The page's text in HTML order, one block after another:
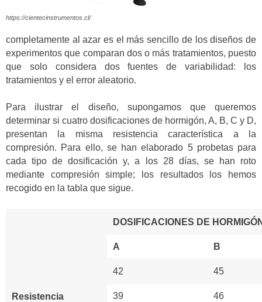
https://cientecinstrumentos.cl/
completamente al azar es el más sencillo de los diseños de
experimentos que comparan dos o más tratamientos, puesto
que solo considera dos fuentes de variabilidad: los
tratamientos y el error aleatorio.
Para ilustrar el diseño, supongamos que queremos
determinar si cuatro dosificaciones de hormigón, A, B, C y D,
presentan la misma resistencia característica a la
compresión. Para ello, se han elaborado 5 probetas para
cada tipo de dosificación y, a los 28 días, se han roto
mediante compresión simple; los resultados los hemos
recogido en la tabla que sigue.
DOSIFICACIONES DE
A B
Resistencia
42 45
39 46